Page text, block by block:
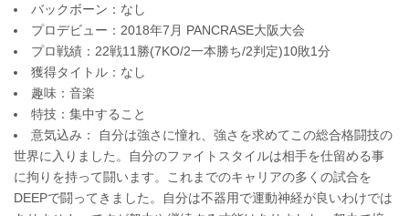
バックボーン：なし
プロデビュー：2018年7月 PANCRASE大阪大会
プロ戦績：22戦11勝(7KO/2一本勝ち/2判定)10敗1分
獲得タイトル：なし
趣味：音楽
特技：集中すること
意気込み： 自分は強さに憧れ、強さを求めてこの総合格闘技の
世界に入りました。自分のファイトスタイルは相手を仕留める事
に拘りを持って闘います。これまでのキャリアの多くの試合を
DEEPで闘ってきました。自分は不器用で運動神経が良いわけでは